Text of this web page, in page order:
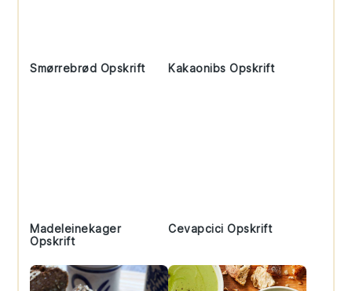
Smørrebrød Opskrift Kakaonibs Opskrift
Madeleinekager
Opskrift
Cevapcici Opskrift